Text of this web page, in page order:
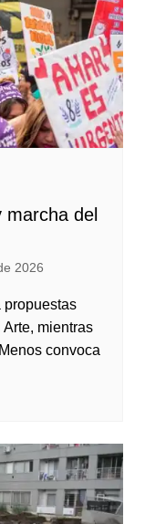
marcha del
2026
propuestas
mientras
convoca